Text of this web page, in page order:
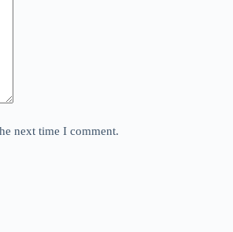
next time I comment.